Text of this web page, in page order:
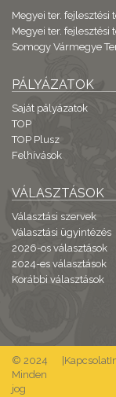
Megyei ter. fejlesztési
Megyei ter. fejlesztési
Somogy Vármegye
PÁLYÁZATOK
Saját pályázatok
TOP
TOP Plusz
Felhívások
VÁLASZTÁSOK
Választási szervek
Választási ügyintézés
2026-os választások
2024-es választások
Korábbi választások
© 2024
Minden
jog
Kapcsolat